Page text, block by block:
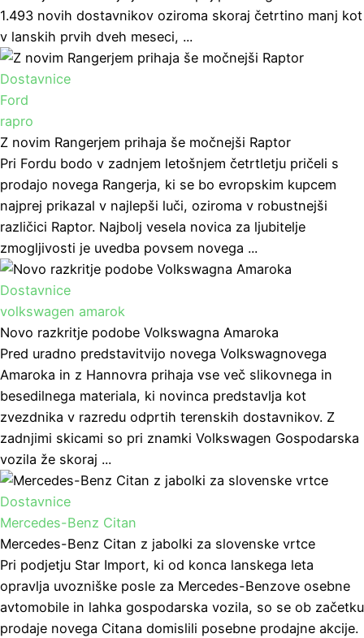
1.493 novih dostavnikov oziroma skoraj četrtino manj kot
v lanskih prvih dveh meseci, ...
Dostavnice
Ford
rapro
Z novim Rangerjem prihaja še močnejši Raptor
Pri Fordu bodo v zadnjem letošnjem četrtletju pričeli s
prodajo novega Rangerja, ki se bo evropskim kupcem
najprej prikazal v najlepši luči, oziroma v robustnejši
različici Raptor. Najbolj vesela novica za ljubitelje
zmogljivosti je uvedba povsem novega ...
Dostavnice
volkswagen amarok
Novo razkritje podobe Volkswagna Amaroka
Pred uradno predstavitvijo novega Volkswagnovega
Amaroka in z Hannovra prihaja vse več slikovnega in
besedilnega materiala, ki novinca predstavlja kot
zvezdnika v razredu odprtih terenskih dostavnikov. Z
zadnjimi skicami so pri znamki Volkswagen Gospodarska
vozila že skoraj ...
Dostavnice
Mercedes-Benz Citan
Mercedes-Benz Citan z jabolki za slovenske vrtce
Pri podjetju Star Import, ki od konca lanskega leta
opravlja uvozniške posle za Mercedes-Benzove osebne
avtomobile in lahka gospodarska vozila, so se ob začetku
prodaje novega Citana domislili posebne prodajne akcije.